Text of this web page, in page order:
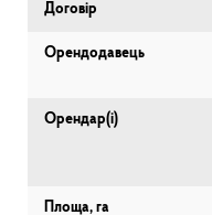
Договір
Орендодавець
Орендар(і)
Площа, га